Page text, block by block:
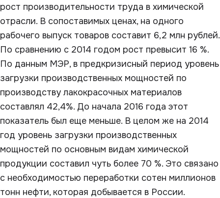
рост производительности труда в химической
отрасли. В сопоставимых ценах, на одного
рабочего выпуск товаров составит 6,2 млн рублей.
По сравнению с 2014 годом рост превысит 16 %.
По данным МЭР, в предкризисный период уровень
загрузки производственных мощностей по
производству лакокрасочных материалов
составлял 42,4%. До начала 2016 года этот
показатель был еще меньше. В целом же на 2014
год уровень загрузки производственных
мощностей по основным видам химической
продукции составил чуть более 70 %. Это связано
с необходимостью переработки сотен миллионов
тонн нефти, которая добывается в России.